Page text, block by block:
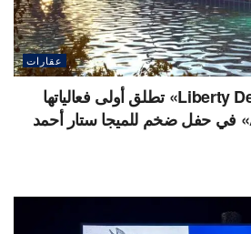
عقارات
شركة «Liberty Developments» تطلق أولى فعالياتها
الترفيهية بمشروع «AT» في حفل ضخم للميجا ستار أحمد